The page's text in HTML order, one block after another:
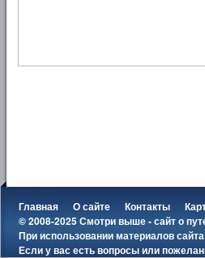
Главная О сайте Контакты
© 2008-2025 Смотри выше - сайт о
При использовании материалов
Если у вас есть вопросы или